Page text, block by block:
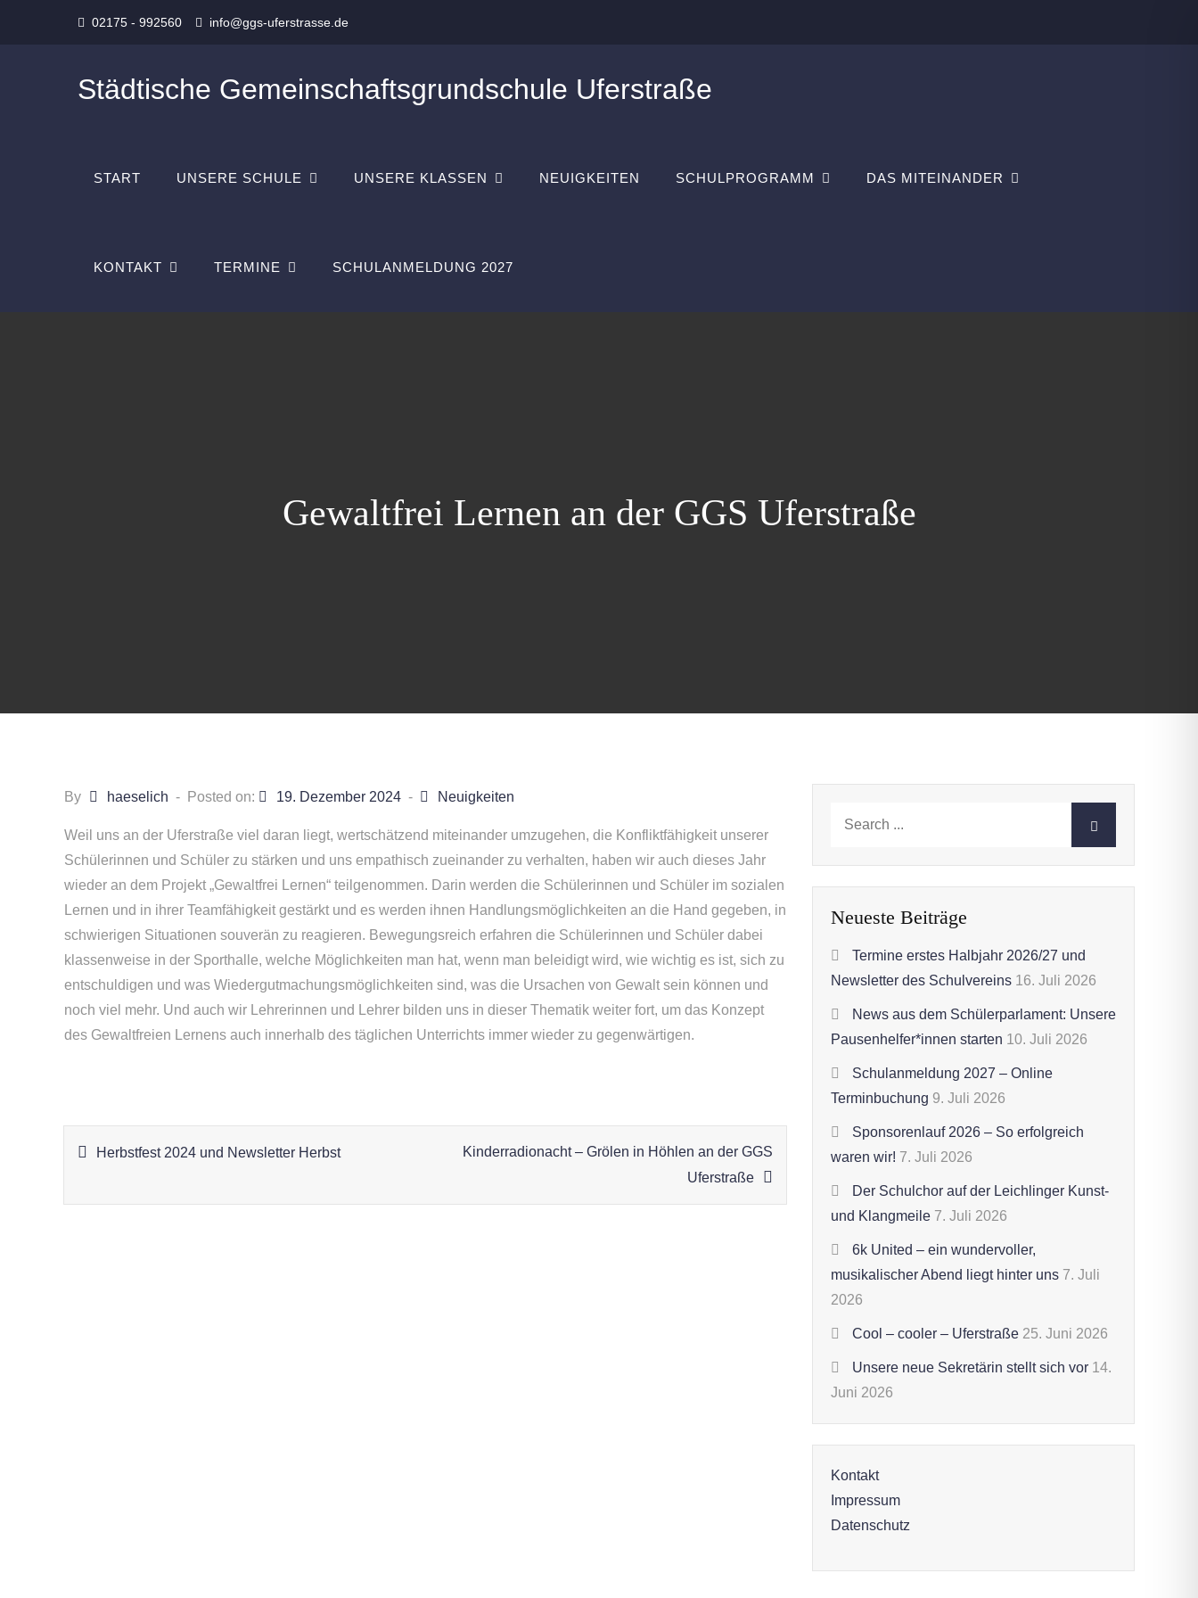
02175 - 992560 info@ggs-uferstrasse.de
Städtische Gemeinschaftsgrundschule Uferstraße
START UNSERE SCHULE UNSERE KLASSEN NEUIGKEITEN SCHULPROGRAMM DAS MITEINANDER
KONTAKT TERMINE SCHULANMELDUNG 2027
Gewaltfrei Lernen an der GGS Uferstraße
By haeselich Posted on: 19. Dezember 2024 Neuigkeiten
Weil uns an der Uferstraße viel daran liegt, wertschätzend miteinander umzugehen, die Konfliktfähigkeit unserer
Schülerinnen und Schüler zu stärken und uns empathisch zueinander zu verhalten, haben wir auch dieses Jahr
wieder an dem Projekt „Gewaltfrei Lernen“ teilgenommen. Darin werden die Schülerinnen und Schüler im sozialen
Lernen und in ihrer Teamfähigkeit gestärkt und es werden ihnen Handlungsmöglichkeiten an die Hand gegeben, in
schwierigen Situationen souverän zu reagieren. Bewegungsreich erfahren die Schülerinnen und Schüler dabei
klassenweise in der Sporthalle, welche Möglichkeiten man hat, wenn man beleidigt wird, wie wichtig es ist, sich zu
entschuldigen und was Wiedergutmachungsmöglichkeiten sind, was die Ursachen von Gewalt sein können und
noch viel mehr. Und auch wir Lehrerinnen und Lehrer bilden uns in dieser Thematik weiter fort, um das Konzept
des Gewaltfreien Lernens auch innerhalb des täglichen Unterrichts immer wieder zu gegenwärtigen.
Beitragsnavigation
Herbstfest 2024 und Newsletter Herbst
Kinderradionacht – Grölen in Höhlen an der GGS
Uferstraße
Neueste Beiträge
Termine erstes Halbjahr 2026/27 und
Newsletter des Schulvereins 16. Juli 2026
News aus dem Schülerparlament: Unsere
Pausenhelfer*innen starten 10. Juli 2026
Schulanmeldung 2027 – Online
Terminbuchung 9. Juli 2026
Sponsorenlauf 2026 – So erfolgreich
waren wir! 7. Juli 2026
Der Schulchor auf der Leichlinger Kunst-
und Klangmeile 7. Juli 2026
6k United – ein wundervoller,
musikalischer Abend liegt hinter uns 7. Juli
2026
Cool – cooler – Uferstraße 25. Juni 2026
Unsere neue Sekretärin stellt sich vor 14.
Juni 2026
Kontakt
Impressum
Datenschutz